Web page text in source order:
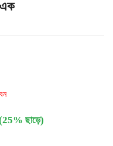
এক
ছাড়ে)